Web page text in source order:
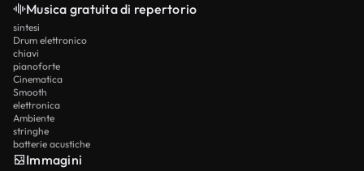
Musica gratuita di repertorio
sintesi
Drum elettronico
chiavi
pianoforte
Cinematica
Smooth
elettronica
Ambiente
stringhe
batterie acustiche
Immagini